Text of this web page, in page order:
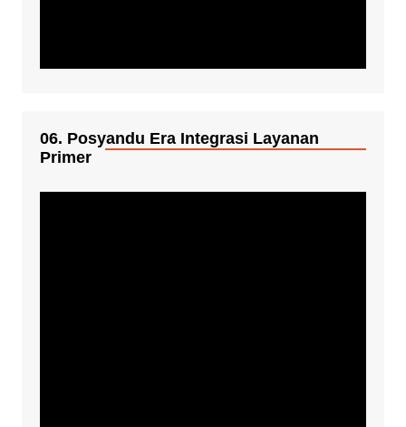
06. Posyandu Era Integrasi Layanan
Primer